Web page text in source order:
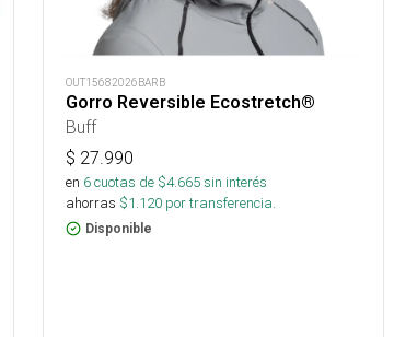
OUT15682026BARB
Gorro Reversible Ecostretch®
Buff
$ 27.990
en 6cuotas de $4.665sin interés
ahorras $1.120 por transferencia.
Disponible